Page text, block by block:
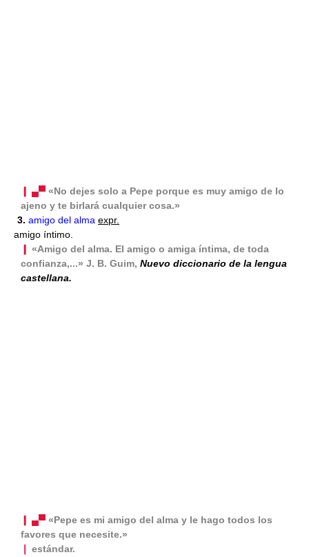
❙ ▄▀ «No dejes solo a Pepe porque es muy amigo de lo
ajeno y te birlará cualquier cosa.»
3. amigo del alma expr.
amigo íntimo.
«Amigo del alma. El amigo o amiga íntima, de toda
confianza,...» J. B. Guim, Nuevo diccionario de la lengua
castellana.
❙ ▄▀ «Pepe es mi amigo del alma y le hago todos los
favores que necesite.»
estándar.